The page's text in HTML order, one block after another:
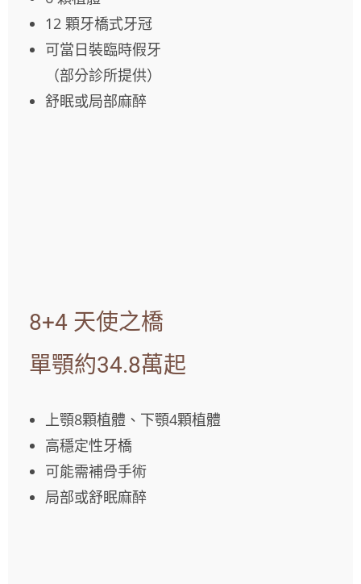
12 顆牙橋式牙冠
可當日裝臨時假牙
（部分診所提供）
舒眠或局部麻醉
8+4 天使之橋
單顎約34.8萬起
上顎8顆植體、下顎4顆植體
高穩定性牙橋
可能需補骨手術
局部或舒眠麻醉